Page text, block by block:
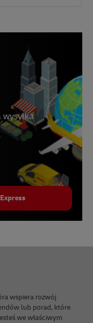
wspiera rozwój
lub porad, które
we właściwym